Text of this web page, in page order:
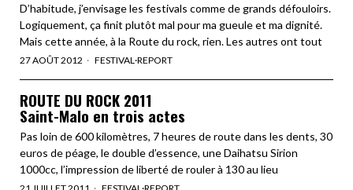
D’habitude, j’envisage les festivals comme de grands défouloirs.
Logiquement, ça finit plutôt mal pour ma gueule et ma dignité.
Mais cette année, à la Route du rock, rien. Les autres ont tout
27 AOÛT 2012 FESTIVAL·REPORT
ROUTE DU ROCK 2011
Saint-Malo en trois actes
Pas loin de 600 kilomètres, 7 heures de route dans les dents, 30
euros de péage, le double d’essence, une Daihatsu Sirion
1000cc, l’impression de liberté de rouler à 130 au lieu